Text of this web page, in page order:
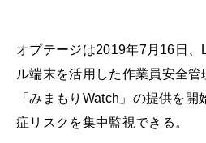
オプテージは2019年7月16日
ル端末を活用した作業員安全
「みまもりWatch」の提供を
症リスクを集中監視できる。